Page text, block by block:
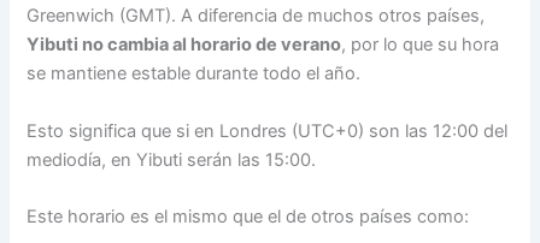
Greenwich (GMT). A diferencia de muchos otros países,
Yibuti no cambia al horario de verano, por lo que su hora
se mantiene estable durante todo el año.
Esto significa que si en Londres (UTC+0) son las 12:00 del
mediodía, en Yibuti serán las 15:00.
Este horario es el mismo que el de otros países como: